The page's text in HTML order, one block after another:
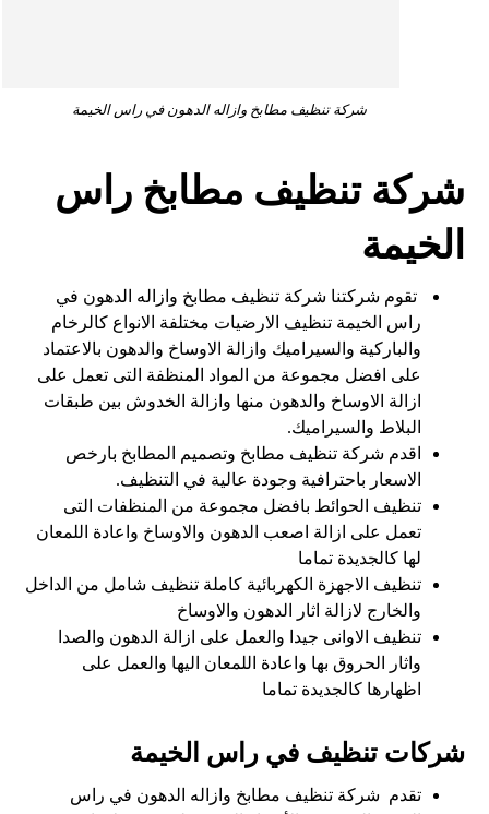
شركة تنظيف مطابخ وازاله الدهون في راس الخيمة
شركة تنظيف مطابخ راس
الخيمة
تقوم شركتنا شركة تنظيف مطابخ وازاله الدهون في
راس الخيمة تنظيف الارضيات مختلفة الانواع كالرخام
والباركية والسيراميك وازالة الاوساخ والدهون بالاعتماد
على افضل مجموعة من المواد المنظفة التى تعمل على
ازالة الاوساخ والدهون منها وازالة الخدوش بين طبقات
البلاط والسيراميك.
اقدم شركة تنظيف مطابخ وتصميم المطابخ بارخص
الاسعار باحترافية وجودة عالية في التنظيف.
تنظيف الحوائط بافضل مجموعة من المنظفات التى
تعمل على ازالة اصعب الدهون والاوساخ واعادة اللمعان
لها كالجديدة تماما
تنظيف الاجهزة الكهربائية كاملة تنظيف شامل من الداخل
والخارج لازالة اثار الدهون والاوساخ
تنظيف الاوانى جيدا والعمل على ازالة الدهون والصدا
واثار الحروق بها واعادة اللمعان اليها والعمل على
اظهارها كالجديدة تماما
شركات تنظيف في راس الخيمة
تقدم شركة تنظيف مطابخ وازاله الدهون في راس